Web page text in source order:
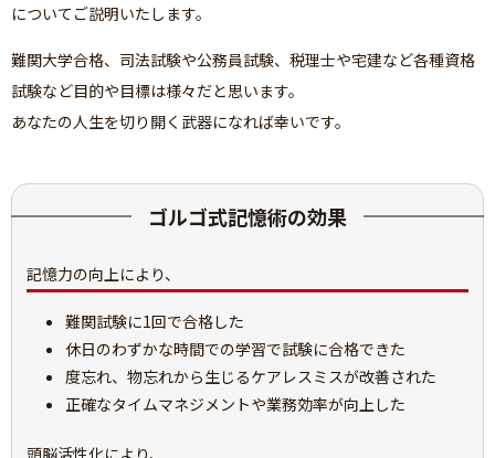
についてご説明いたします。
難関大学合格、司法試験や公務員試験、税理士や宅建など各種資格
試験など目的や目標は様々だと思います。
あなたの人生を切り開く武器になれば幸いです。
ゴルゴ式記憶術の効果
記憶力の向上により、
難関試験に1回で合格した
休日のわずかな時間での学習で試験に合格できた
度忘れ、物忘れから生じるケアレスミスが改善された
正確なタイムマネジメントや業務効率が向上した
頭脳活性化により、